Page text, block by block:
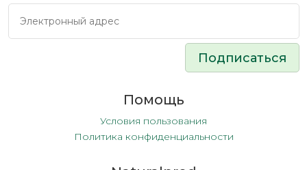
Подписаться
Помощь
Условия пользования
Политика конфиденциальности